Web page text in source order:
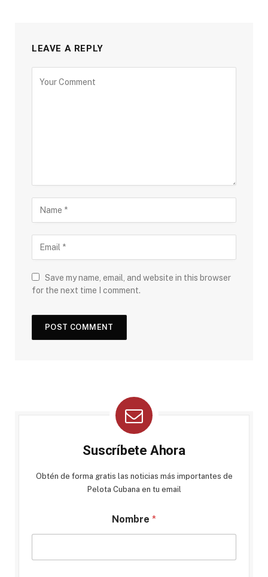
LEAVE A REPLY
Save my name, email, and website in this browser
for the next time I comment.
Suscríbete Ahora
Obtén de forma gratis las noticias más importantes de
Pelota Cubana en tu email
Nombre *